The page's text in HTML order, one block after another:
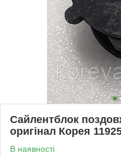
Сайлентблок
оригінал Корея
В наявності